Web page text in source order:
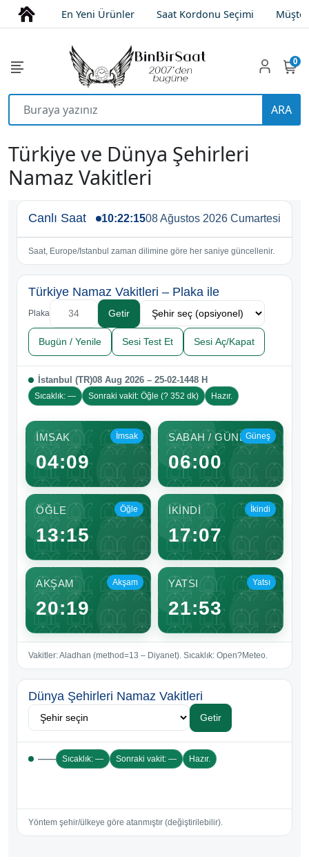
En Yeni Ürünler Saat Kordonu Seçimi
ARA
0
Türkiye ve Dünya Şehirleri
Namaz Vakitleri
Canlı Saat 10:22:1608 Ağustos 2026 Cumartesi
Saat, Europe/Istanbul zaman dilimine göre her saniye güncellenir.
Türkiye Namaz Vakitleri – Plaka ile
Plaka Getir
Bugün / Yenile Sesi Test Et Sesi Aç/Kapat
İstanbul (TR)08 Aug 2026 – 25-02-1448 H
Sıcaklık: — Sonraki vakit: Öğle (? 352 dk) Hazır.
İMSAK
04:09
İmsak SABAH / GÜNEŞ
06:00
Güneş
ÖĞLE
13:15
Öğle İKİNDİ
17:07
İkindi
AKŞAM
20:19
Akşam YATSI
21:53
Yatsı
Vakitler: Aladhan (method=13 – Diyanet). Sıcaklık: Open?Meteo.
Dünya Şehirleri Namaz Vakitleri
Getir
—— Sıcaklık: — Sonraki vakit: — Hazır.
Yöntem şehir/ülkeye göre atanmıştır (değiştirilebilir).